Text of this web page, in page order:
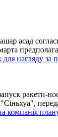
асад
нагляду за
ракети-
компанія